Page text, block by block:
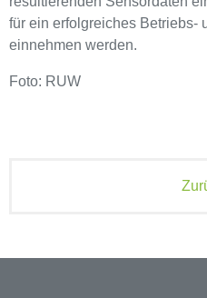
für ein erfolgreiches Betriebs-
einnehmen werden.
Foto: RUW